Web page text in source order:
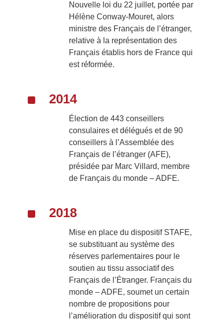
Nouvelle loi du 22 juillet, portée par
Hélène Conway-Mouret, alors
ministre des Français de l’étranger,
relative à la représentation des
Français établis hors de France qui
est réformée.
^ 2014
Élection de 443 conseillers
consulaires et délégués et de 90
conseillers à l’Assemblée des
Français de l’étranger (AFE),
présidée par Marc Villard, membre
de Français du monde – ADFE.
^ 2018
Mise en place du dispositif STAFE,
se substituant au système des
réserves parlementaires pour le
soutien au tissu associatif des
Français de l’Étranger. Français du
monde – ADFE, soumet un certain
nombre de propositions pour
l’amélioration du dispositif qui sont